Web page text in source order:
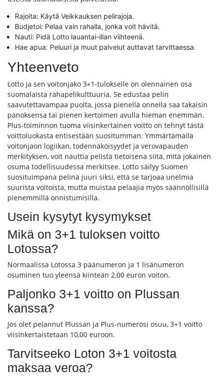
Rajoita: Käytä Veikkauksen pelirajoja.
Budjetoi: Pelaa vain rahalla, jonka voit hävitä.
Nauti: Pidä Lotto lauantai-illan viihteenä.
Hae apua: Peluuri ja muut palvelut auttavat tarvittaessa.
Yhteenveto
Lotto ja sen voitonjako 3+1-tulokselle on olennainen osa
suomalaista rahapelikulttuuria. Se edustaa pelin
saavutettavampaa puolta, jossa pienellä onnella saa takaisin
panoksensa tai pienen kertoimen avulla hieman enemmän.
Plus-toiminnon tuoma viisinkertainen voitto on tehnyt tästä
voittoluokasta entisestään suositumman. Ymmärtämällä
voitonjaon logiikan, todennäköisyydet ja verovapauden
merkityksen, voit nauttia pelistä tietoisena siitä, mitä jokainen
osuma todellisuudessa merkitsee. Lotto säilyy Suomen
suosituimpana pelinä juuri siksi, että se tarjoaa unelmia
suurista voitoista, mutta muistaa pelaajia myös säännöllisillä
pienemmillä onnistumisilla.
Usein kysytyt kysymykset
Mikä on 3+1 tuloksen voitto
Lotossa?
Normaalissa Lotossa 3 päänumeron ja 1 lisänumeron
osuminen tuo yleensä kiinteän 2,00 euron voiton.
Paljonko 3+1 voitto on Plussan
kanssa?
Jos olet pelannut Plussan ja Plus-numerosi osuu, 3+1 voitto
viisinkertaistetaan 10,00 euroon.
Tarvitseeko Loton 3+1 voitosta
maksaa veroa?